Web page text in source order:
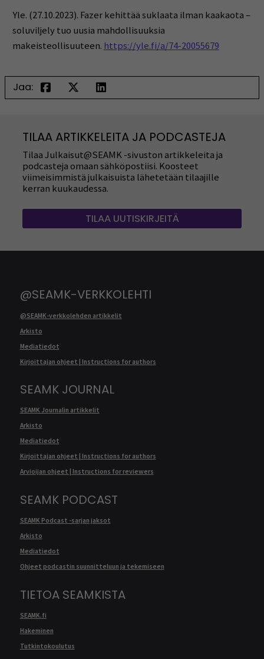
Yle. (27.10.2023). Fazer kehittää suklaata ilman kaakaota –
soluviljely tuo uusia mahdollisuuksia
makeisteollisuuteen. https://yle.fi/a/74-20055679
Jaa:
TILAA ARTIKKELEITA JA PODCASTEJA
Tilaa Julkaisut@SEAMK -sivuston artikkeleita ja
podcasteja omaan sähköpostiisi. Koosteet
viimeisimmistä julkaisuista lähetetään tilaajille
kerran kuukaudessa.
TILAA UUTISKIRJEITÄ
@SEAMK-VERKKOLEHTI
@SEAMK-verkkolehden artikkelit
Arkisto
Mediatiedot
Kirjoittajan ohjeet | Instructions for authors
SEAMK JOURNAL
SEAMK Journalin artikkelit
Arkisto
Mediatiedot
Kirjoittajan ohjeet | Instructions for authors
Arvioijan ohjeet | Instructions for reviewers
SEAMK PODCAST
SEAMK Podcast -sarjan jaksot
Arkisto
Mediatiedot
Ohjeet podcastin suunnitteluun ja tekemiseen
TIETOA SEAMKISTA
SEAMK.fi
Hakeminen
Tutkintokoulutus